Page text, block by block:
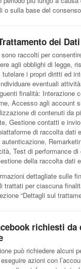
o sulla base del
dei
sono raccolti per
agli obblighi di legge,
i propri diritti ed
eventuali
finalità: Interazione
Accesso agli account
di contenuti da
Gestione contatti e
di raccolta dati
Test di performance
della raccolta dati
dettagliate sulle
trattati per ciascuna
“Dettagli sul
richiesti da
può richiedere alcuni
azioni con